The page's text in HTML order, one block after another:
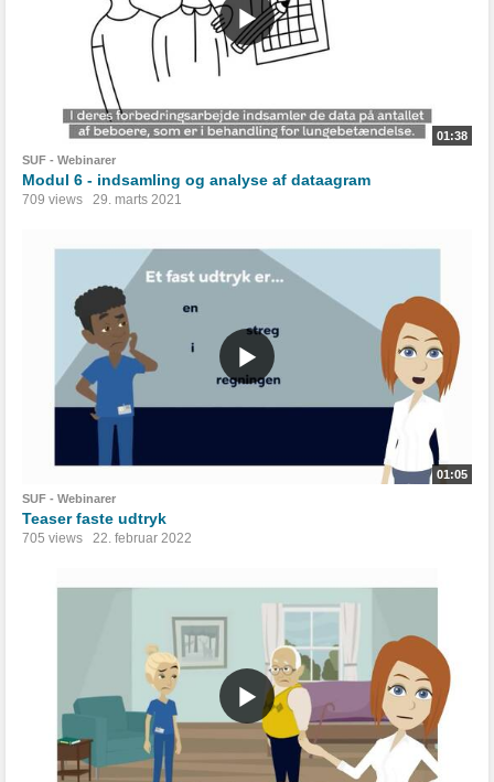
01:38
SUF - Webinarer
Modul 6 - indsamling og analyse af dataagram
709 views 29. marts 2021
01:05
SUF - Webinarer
Teaser faste udtryk
705 views 22. februar 2022